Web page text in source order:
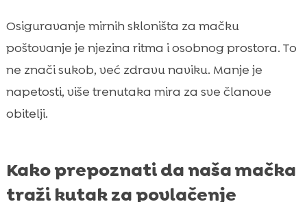
Osiguravanje mirnih skloništa za mačku
poštovanje je njezina ritma i osobnog prostora. To
ne znači sukob, već zdravu naviku. Manje je
napetosti, više trenutaka mira za sve članove
obitelji.
Kako prepoznati da naša mačka
traži kutak za povlačenje